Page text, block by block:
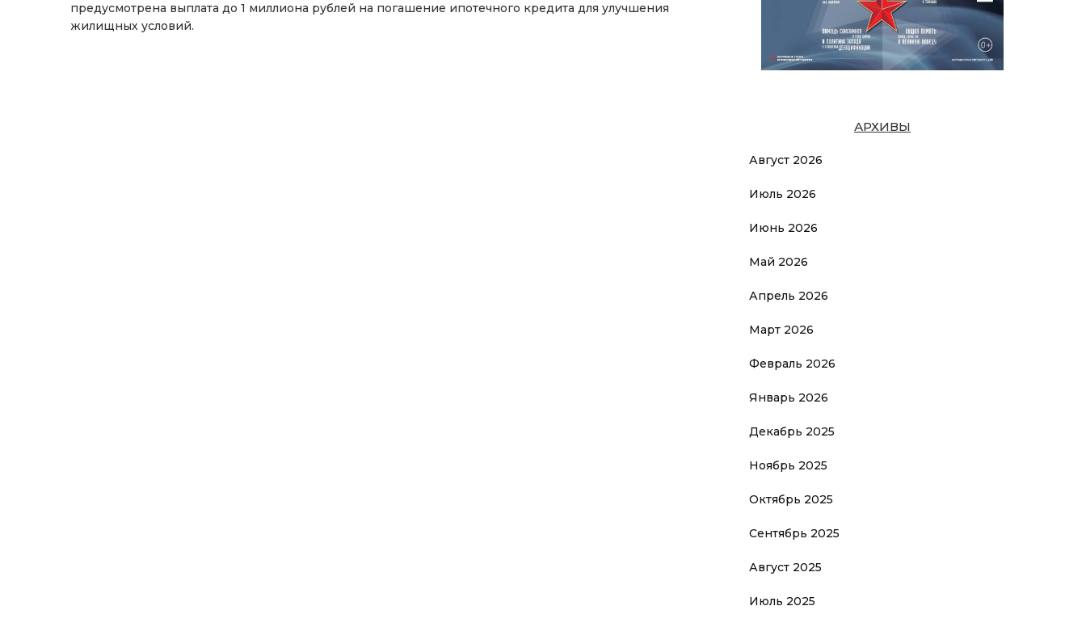
предусмотрена выплата до 1 миллиона рублей на погашение ипотечного кредита для улучшения
жилищных условий.
АРХИВЫ
Август 2026
Июль 2026
Июнь 2026
Май 2026
Апрель 2026
Март 2026
Февраль 2026
Январь 2026
Декабрь 2025
Ноябрь 2025
Октябрь 2025
Сентябрь 2025
Август 2025
Июль 2025